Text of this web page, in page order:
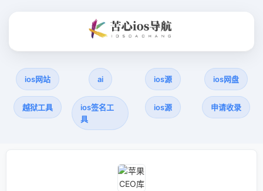
ios网站 ai ios源 ios网盘
越狱工具
ios签名工
具
ios源 申请收录